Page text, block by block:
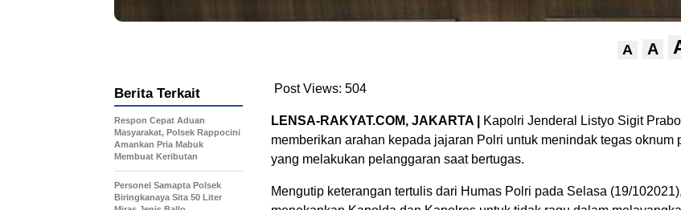
A A
Post Views: 504
LENSA-RAKYAT.COM, JAKARTA |
Kapolri Jenderal Listyo Sigit
memberikan arahan kepada jajaran Polri untuk menindak tegas oknum
yang melakukan pelanggaran saat bertugas.
Mengutip keterangan tertulis dari Humas Polri pada Selasa (19/
Berita Terkait
Respon Cepat Aduan
Masyarakat, Polsek Rappocini
Amankan Pria Mabuk
Membuat Keributan
Personel Samapta Polsek
Biringkanaya Sita 50 Liter